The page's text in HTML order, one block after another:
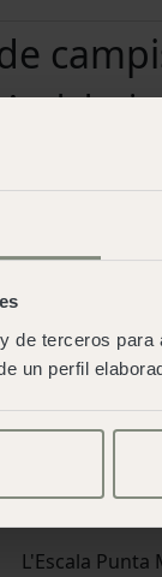
de terceros
un perfil
Andaluzia
Parcelas
Euskoídia
San Sebastián
Alojamento
Catalunha
L'Escala Punta